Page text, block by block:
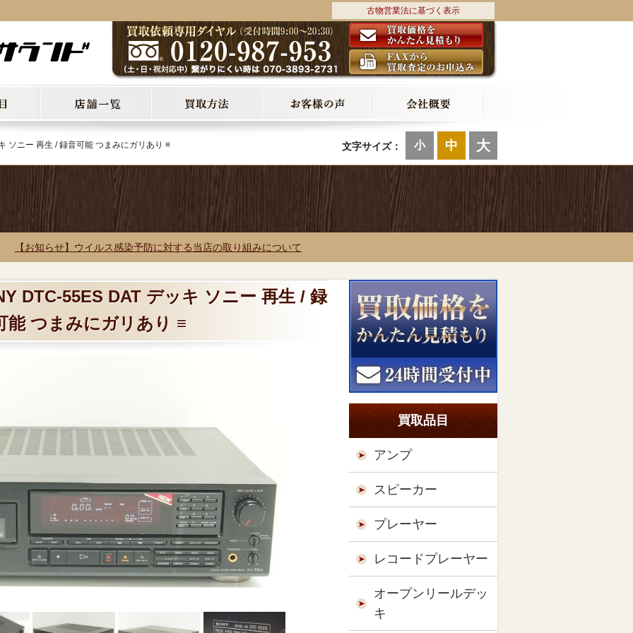
古物営業法に基づく表示
文字サイズ： 小 中 大
ソニー 再生 / 録音可能 つまみにガリあり ≡
【お知らせ】ウイルス感染予防に対する当店の取り組みについて
DTC-55ES DAT デッキ ソニー 再生 / 録
能 つまみにガリあり ≡
買取品目
アンプ
スピーカー
プレーヤー
レコードプレーヤー
オープンリールデッ
キ